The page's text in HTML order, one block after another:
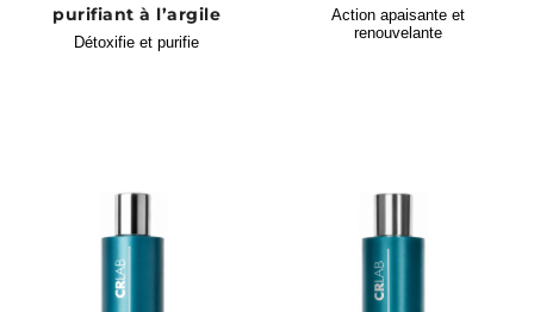
purifiant à l’argile
Détoxifie et purifie
Action apaisante et
renouvelante